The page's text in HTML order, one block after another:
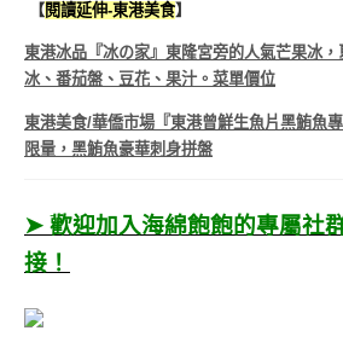
【 閱讀延伸-東港美食】
東港冰品『冰の家』東隆宮旁的人氣芒果冰
冰、番茄盤、豆花、果汁。菜單價位
東港美食/華僑市場『東港曾鮮生魚片黑鮪魚
限量，黑鮪魚豪華刺身拼盤
➤ 歡迎加入海綿飽飽的專屬社
接！